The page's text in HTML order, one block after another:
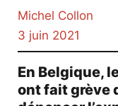
Michel Collon
3 juin 2021
En Belgique,
ont fait grève